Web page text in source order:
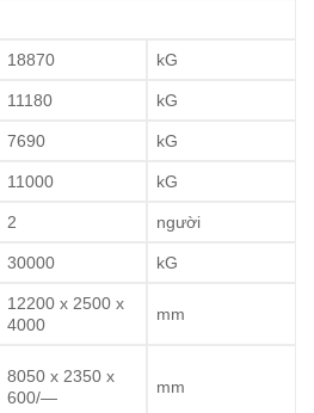
18870 kG
11180 kG
7690 kG
11000 kG
2 người
30000 kG
12200 x 2500 x
4000
mm
8050 x 2350 x
600/—
mm